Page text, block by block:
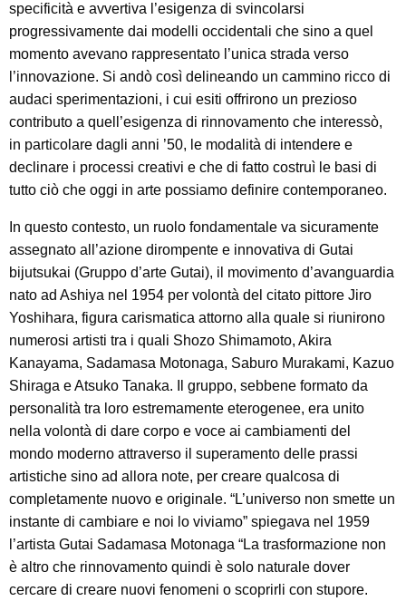
specificità e avvertiva l’esigenza di svincolarsi
progressivamente dai modelli occidentali che sino a quel
momento avevano rappresentato l’unica strada verso
l’innovazione. Si andò così delineando un cammino ricco di
audaci sperimentazioni, i cui esiti offrirono un prezioso
contributo a quell’esigenza di rinnovamento che interessò,
in particolare dagli anni ’50, le modalità di intendere e
declinare i processi creativi e che di fatto costruì le basi di
tutto ciò che oggi in arte possiamo definire contemporaneo.
In questo contesto, un ruolo fondamentale va sicuramente
assegnato all’azione dirompente e innovativa di Gutai
bijutsukai (Gruppo d’arte Gutai), il movimento d’avanguardia
nato ad Ashiya nel 1954 per volontà del citato pittore Jiro
Yoshihara, figura carismatica attorno alla quale si riunirono
numerosi artisti tra i quali Shozo Shimamoto, Akira
Kanayama, Sadamasa Motonaga, Saburo Murakami, Kazuo
Shiraga e Atsuko Tanaka. Il gruppo, sebbene formato da
personalità tra loro estremamente eterogenee, era unito
nella volontà di dare corpo e voce ai cambiamenti del
mondo moderno attraverso il superamento delle prassi
artistiche sino ad allora note, per creare qualcosa di
completamente nuovo e originale. “L’universo non smette un
instante di cambiare e noi lo viviamo” spiegava nel 1959
l’artista Gutai Sadamasa Motonaga “La trasformazione non
è altro che rinnovamento quindi è solo naturale dover
cercare di creare nuovi fenomeni o scoprirli con stupore.